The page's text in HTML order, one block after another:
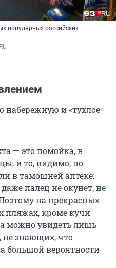
популярных российских
набережную и «тухлое
— это помойка, в
и то, видимо, по
в тамошней аптеке:
палец не окунет, не
на прекрасных
пляжах, кроме кучи
можно увидеть лишь
не знающих, что
большой вероятности